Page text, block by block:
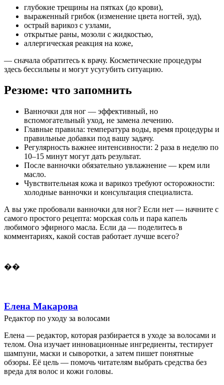
глубокие трещины на пятках (до крови),
выраженный грибок (изменение цвета ногтей, зуд),
острый варикоз с узлами,
открытые раны, мозоли с жидкостью,
аллергическая реакция на коже,
— сначала обратитесь к врачу. Косметические процедуры
здесь бессильны и могут усугубить ситуацию.
Резюме: что запомнить
Ванночки для ног — эффективный, но
вспомогательный уход, не замена лечению.
Главные правила: температура воды, время процедуры и
правильные добавки под вашу задачу.
Регулярность важнее интенсивности: 2 раза в неделю по
10–15 минут могут дать результат.
После ванночки обязательно увлажнение — крем или
масло.
Чувствительная кожа и варикоз требуют осторожности:
холодные ванночки и консультация специалиста.
А вы уже пробовали ванночки для ног? Если нет — начните с
самого простого рецепта: морская соль и пара капель
любимого эфирного масла. Если да — поделитесь в
комментариях, какой состав работает лучше всего?
��
Елена Макарова
Редактор по уходу за волосами
Елена — редактор, которая разбирается в уходе за волосами и
телом. Она изучает инновационные ингредиенты, тестирует
шампуни, маски и сыворотки, а затем пишет понятные
обзоры. Её цель — помочь читателям выбрать средства без
вреда для волос и кожи головы.